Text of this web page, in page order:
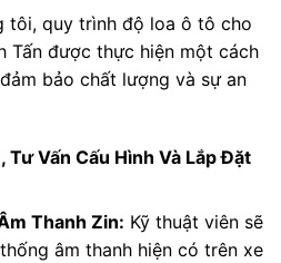
tôi, quy trình độ loa ô tô cho
Tấn được thực hiện một cách
bảo chất lượng và sự an
Tư Vấn Cấu Hình Và Lắp Đặt
Thanh Zin: Kỹ thuật viên sẽ
âm thanh hiện có trên xe